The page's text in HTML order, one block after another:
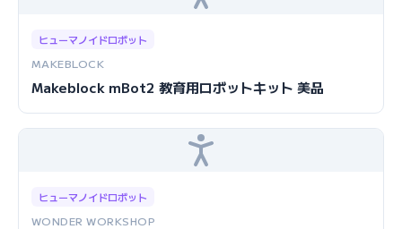
ヒューマノイドロボット
MAKEBLOCK
Makeblock mBot2 教育用ロボットキット 美品
ヒューマノイドロボット
WONDER WORKSHOP